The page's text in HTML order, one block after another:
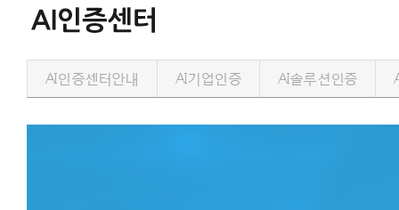
AI인증센터안내 AI기업인증 AI솔루션인증